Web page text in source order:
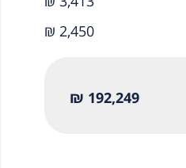
₪ 2,450
192,249 ₪